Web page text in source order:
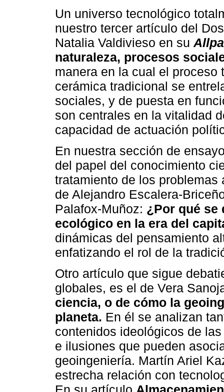
Un universo tecnológico
nuestro tercer artículo del
Natalia Valdivieso en su
naturaleza, procesos
manera en la cual el
cerámica tradicional se
sociales, y de puesta en
son centrales en la vitalidad
capacidad de actuación
En nuestra sección de
del papel del conocimiento
tratamiento de los
de Alejandro Escalera-
Palafox-Muñoz: ¿Por qué se
ecológico en la era del
dinámicas del pensamiento
enfatizando el rol de la
Otro artículo que sigue
globales, es el de Vera
ciencia, o de cómo la
planeta. En él se analizan
contenidos ideológicos de
e ilusiones que pueden
geoingeniería. Martín Ariel
estrecha relación con